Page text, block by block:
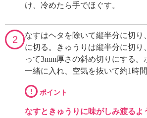
け、冷めたら手でほぐす。
2
なすはヘタを除いて縦半分に切り
に切る。きゅうりは縦半分に切り
って3mm厚さの斜め切りにする。
一緒に入れ、空気を抜いて約1時間
! ポイント
なすときゅうりに味がしみ渡るよ